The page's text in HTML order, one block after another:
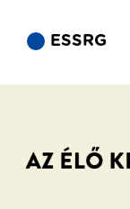
ESSRG